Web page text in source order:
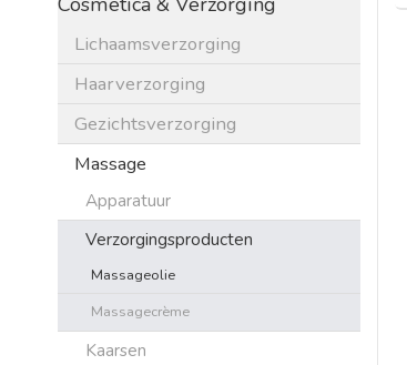
Lichaamsverzorging
Haarverzorging
Gezichtsverzorging
Massage
Apparatuur
Verzorgingsproducten
Massageolie
Massagecrème
Kaarsen